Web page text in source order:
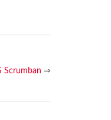
Scrumban ⇒